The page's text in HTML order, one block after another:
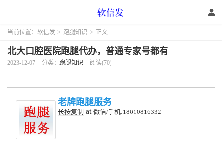
当前位置： 软信发 > 跑腿知识 > 正文
北大口腔医院跑腿代办，普通专家号都有
2023-12-07 分类： 跑腿知识 阅读(70)
老牌跑腿服务
长按复制 at 微信/手机:18610816332